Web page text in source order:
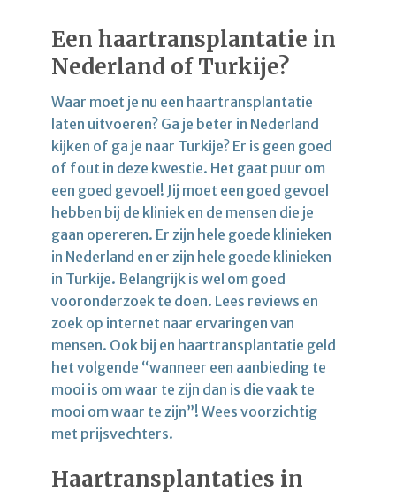
Een haartransplantatie in
Nederland of Turkije?
Waar moet je nu een haartransplantatie
laten uitvoeren? Ga je beter in Nederland
kijken of ga je naar Turkije? Er is geen goed
of fout in deze kwestie. Het gaat puur om
een goed gevoel! Jij moet een goed gevoel
hebben bij de kliniek en de mensen die je
gaan opereren. Er zijn hele goede klinieken
in Nederland en er zijn hele goede klinieken
in Turkije. Belangrijk is wel om goed
vooronderzoek te doen. Lees reviews en
zoek op internet naar ervaringen van
mensen. Ook bij en haartransplantatie geld
het volgende “wanneer een aanbieding te
mooi is om waar te zijn dan is die vaak te
mooi om waar te zijn”! Wees voorzichtig
met prijsvechters.
Haartransplantaties in